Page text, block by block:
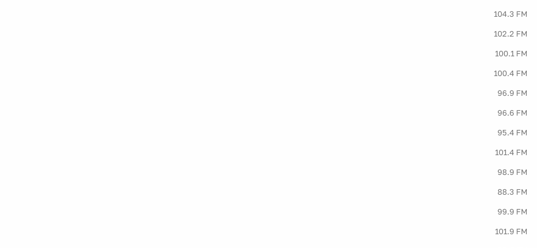
104.3 FM
102.2 FM
100.1 FM
100.4 FM
96.9 FM
96.6 FM
95.4 FM
101.4 FM
98.9 FM
88.3 FM
99.9 FM
101.9 FM